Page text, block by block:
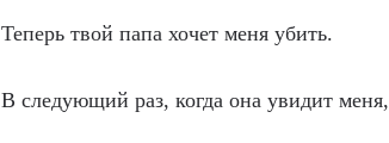
Теперь твой папа хочет меня убить.
В следующий раз, когда она увидит меня,